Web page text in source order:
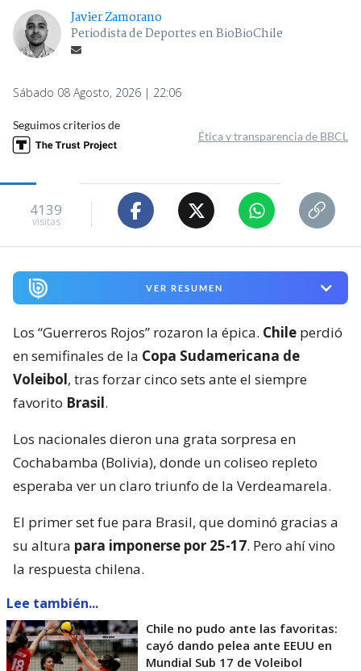
Javier Zamorano
Periodista de Deportes en BioBioChile
Sábado 08 Agosto, 2026 | 22:06
Seguimos criterios de
Ética y transparencia de BBCL
4139
visitas
VER RESUMEN
Los “Guerreros Rojos” rozaron la épica. Chile perdió
en semifinales de la Copa Sudamericana de
Voleibol, tras forzar cinco sets ante el siempre
favorito Brasil.
Los nacionales dieron una grata sorpresa en
Cochabamba (Bolivia), donde un coliseo repleto
esperaba ver un claro triunfo de la Verdeamarela.
El primer set fue para Brasil, que dominó gracias a
su altura para imponerse por 25-17. Pero ahí vino
la respuesta chilena.
Lee también...
Chile no pudo ante las favoritas:
cayó dando pelea ante EEUU en
Mundial Sub 17 de Voleibol